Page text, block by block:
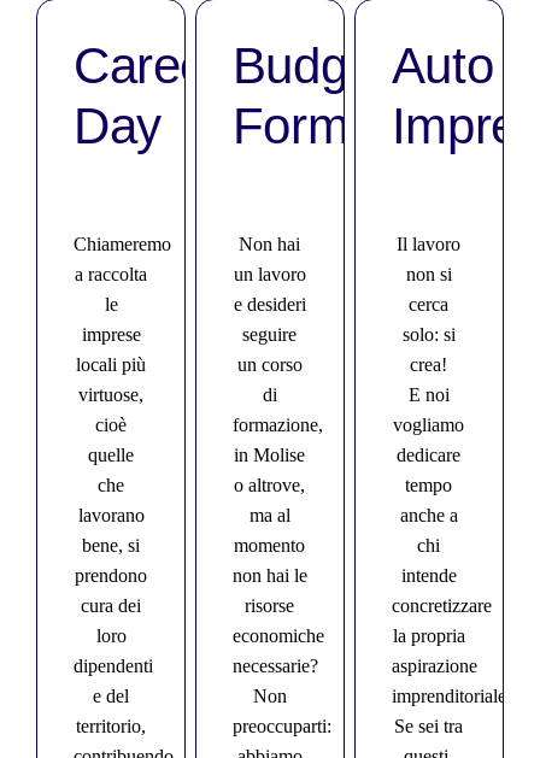
Career
Day
Chiameremo
a raccolta
le
imprese
locali più
virtuose,
cioè
quelle
che
lavorano
bene, si
prendono
cura dei
loro
dipendenti
e del
territorio,
Budget
Formativi
Non hai
un lavoro
e desideri
seguire
un corso
di
formazione,
in Molise
o altrove,
ma al
momento
non hai le
risorse
economiche
necessarie?
Non
preoccuparti:
Auto
Il lavoro
non si
cerca
solo: si
crea!
E noi
vogliamo
dedicare
tempo
anche a
chi
intende
concretizzare
la propria
aspirazione
imprenditoriale.
Se sei tra